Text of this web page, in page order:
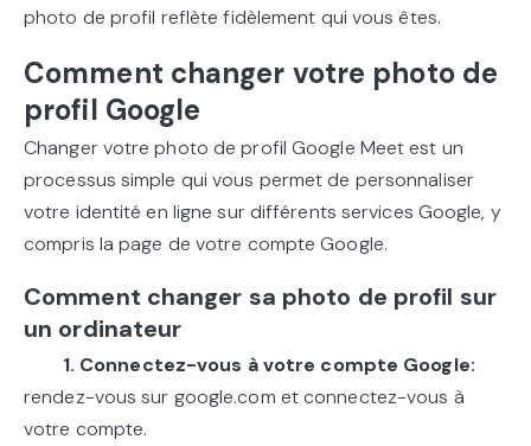
photo de profil reflète fidèlement qui vous êtes.
Comment changer votre photo de
profil Google
Changer votre photo de profil Google Meet est un
processus simple qui vous permet de personnaliser
votre identité en ligne sur différents services Google, y
compris la page de votre compte Google.
Comment changer sa photo de profil sur
un ordinateur
1. Connectez-vous à votre compte Google:
rendez-vous sur google.com et connectez-vous à
votre compte.